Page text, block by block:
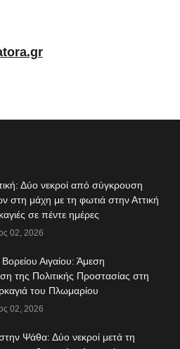
Δύο νεκροί από σύγκρουση
στη μάχη με τη φωτιά στην Αττική
σε πέντε ημέρες
02, 2026
Βορείου Αιγαίου: Άμεση
της Πολιτικής Προστασίας στη
του Πλωμαρίου
02, 2026
Ψάθα: Δύο νεκροί μετά τη